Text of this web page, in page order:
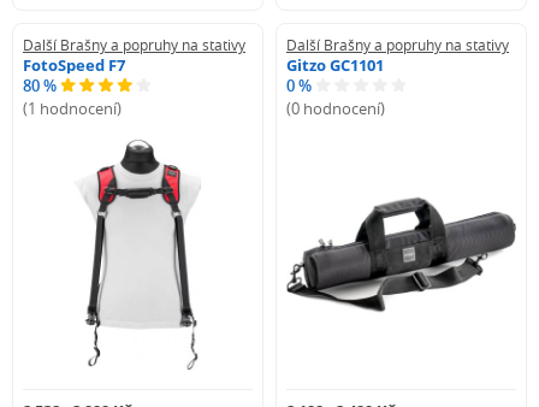
Další Brašny a popruhy na stativy
FotoSpeed F7
80 %
(1 hodnocení)
Další Brašny a popruhy na stativy
Gitzo GC1101
0 %
(0 hodnocení)